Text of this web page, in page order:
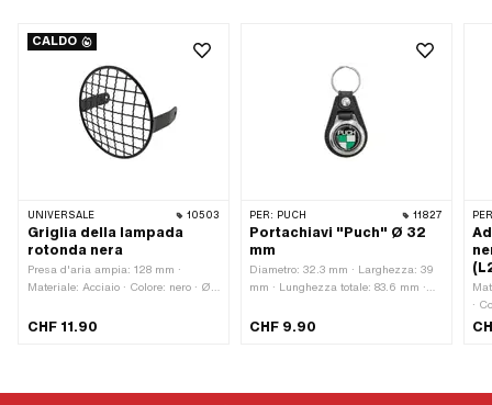
CALDO
UNIVERSALE 10503
Griglia della lampada
rotonda nera
Presa d'aria ampia: 128 mm ·
Materiale: Acciaio · Colore: nero · Ø
mm · Tipo di montaggio: Viti ·
punti di fissaggio: 2 Stk
CHF 11.90
PER: PUCH 11827
Portachiavi "Puch" Ø 32
mm
Diametro: 32.3 mm · Larghezza: 39
mm · Lunghezza totale: 83.6 mm ·
Colore: bianco · Colore: nero · Colore:
CHF 9.90
·